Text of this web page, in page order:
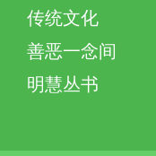
传统文化
善恶一念间
明慧丛书